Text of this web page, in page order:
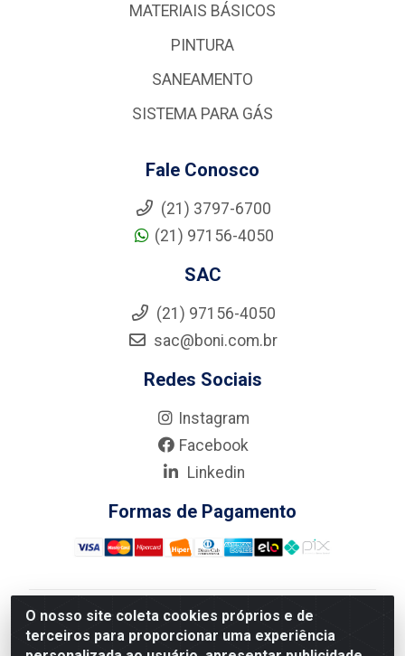
O nosso site coleta cookies próprios e de
terceiros para proporcionar uma experiência
MATERIAIS BÁSICOS
PINTURA
SANEAMENTO
SISTEMA PARA GÁS
Fale Conosco
(21) 3797-6700
(21) 97156-4050
SAC
(21) 97156-4050
sac@boni.com.br
Redes Sociais
Instagram
Facebook
Linkedin
Formas de Pagamento
Nova Boni Distribuidora de Material de Construção LTDA
- Rua Alice Tibiriçá, 330 - Vila Da Penha, Rio de